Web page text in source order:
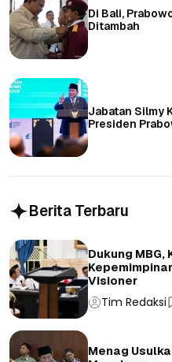
Di Bali,
Ditambah
Jabatan Silmy
Presiden
Berita Terbaru
Dukung
Visioner
Tim Redaksi
Menag